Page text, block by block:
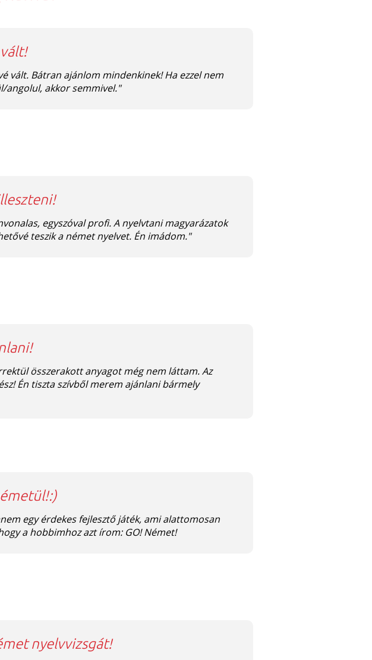
vált. Bátran ajánlom mindenkinek! Ha ezzel nem
akkor semmivel."
egyszóval profi. A nyelvtani magyarázatok
teszik a német nyelvet. Én imádom."
összerakott anyagot még nem láttam. Az
Én tiszta szívből merem ajánlani bármely
egy érdekes fejlesztő játék, ami alattomosan
a hobbimhoz azt írom: GO! Német!
nyelvvizsgát!